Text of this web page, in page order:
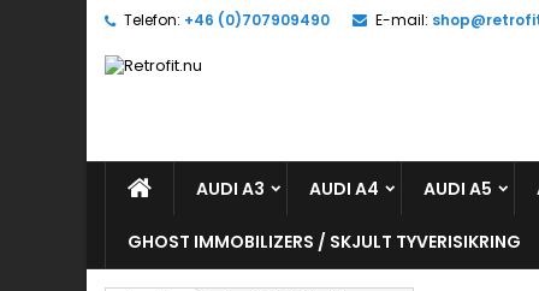
Telefon: +46 (0)707909490 E-mail:
AUDI A3 AUDI A4 AUDI A5
GHOST IMMOBILIZERS / SKJULT TYVERISIKRING